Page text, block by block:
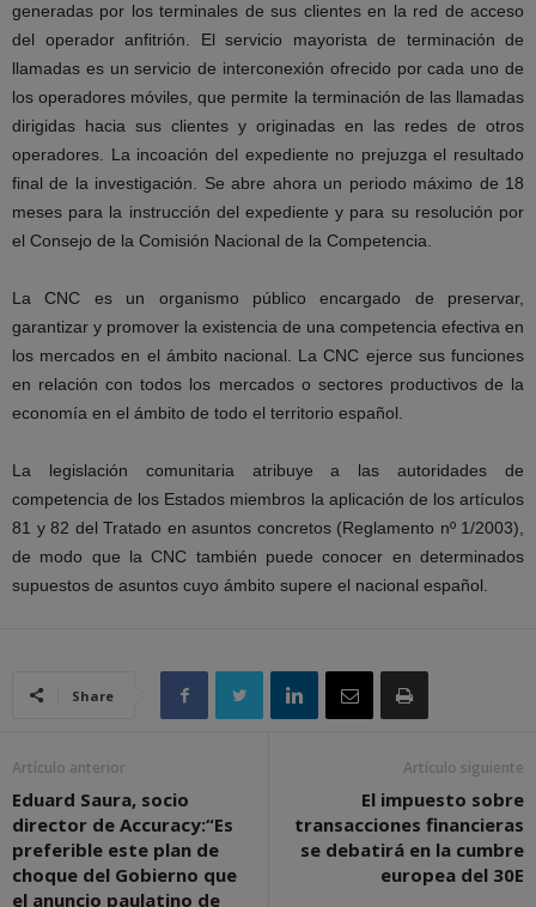
generadas por los terminales de sus clientes en la red de acceso
del operador anfitrión. El servicio mayorista de terminación de
llamadas es un servicio de interconexión ofrecido por cada uno de
los operadores móviles, que permite la terminación de las llamadas
dirigidas hacia sus clientes y originadas en las redes de otros
operadores. La incoación del expediente no prejuzga el resultado
final de la investigación. Se abre ahora un periodo máximo de 18
meses para la instrucción del expediente y para su resolución por
el Consejo de la Comisión Nacional de la Competencia.
La CNC es un organismo público encargado de preservar,
garantizar y promover la existencia de una competencia efectiva en
los mercados en el ámbito nacional. La CNC ejerce sus funciones
en relación con todos los mercados o sectores productivos de la
economía en el ámbito de todo el territorio español.
La legislación comunitaria atribuye a las autoridades de
competencia de los Estados miembros la aplicación de los artículos
81 y 82 del Tratado en asuntos concretos (Reglamento nº 1/2003),
de modo que la CNC también puede conocer en determinados
supuestos de asuntos cuyo ámbito supere el nacional español.
Share
Artículo anterior
Eduard Saura, socio
director de Accuracy:“Es
preferible este plan de
choque del Gobierno que
el anuncio paulatino de
Artículo siguiente
El impuesto sobre
transacciones financieras
se debatirá en la cumbre
europea del 30E